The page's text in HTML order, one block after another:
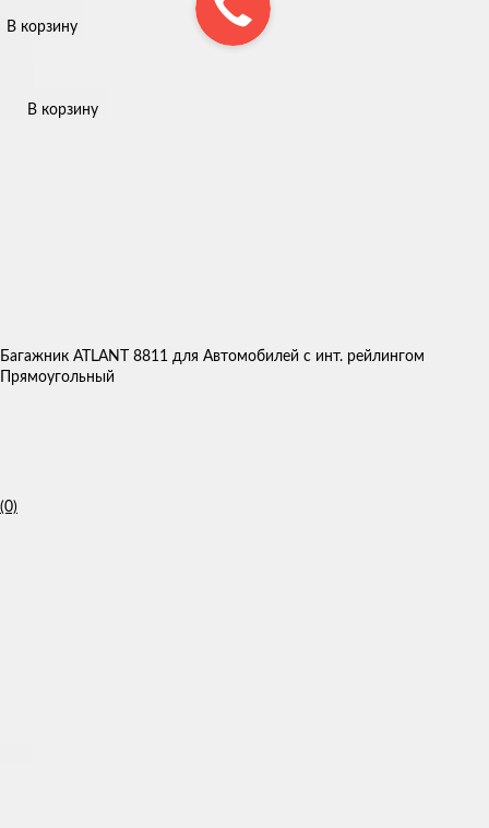
В корзину
В корзину
Багажник ATLANT 8811 для Автомобилей с инт. рейлингом
Прямоугольный
(0)